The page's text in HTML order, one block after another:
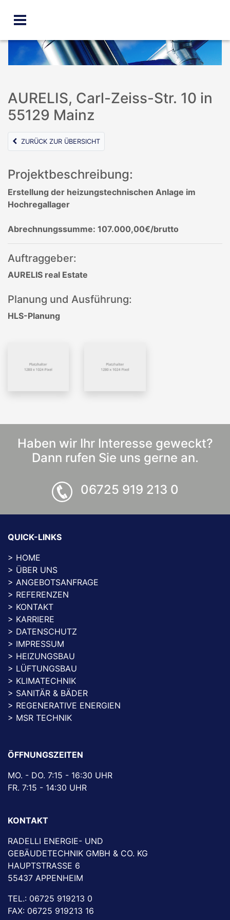
AURELIS, Carl-Zeiss-Str. 10 in
55129 Mainz
ZURÜCK ZUR ÜBERSICHT
Projektbeschreibung:
Erstellung der heizungstechnischen Anlage im
Hochregallager
Abrechnungssumme: 107.000,00€/brutto
Auftraggeber:
AURELIS real Estate
Planung und Ausführung:
HLS-Planung
Haben wir Ihr Interesse geweckt?
Dann rufen Sie uns gerne an.
06725 919 213 0
QUICK-LINKS
HOME
ÜBER UNS
ANGEBOTSANFRAGE
REFERENZEN
KONTAKT
KARRIERE
DATENSCHUTZ
IMPRESSUM
HEIZUNGSBAU
LÜFTUNGSBAU
KLIMATECHNIK
SANITÄR & BÄDER
REGENERATIVE ENERGIEN
MSR TECHNIK
ÖFFNUNGSZEITEN
MO. - DO. 7:15 - 16:30 UHR
FR. 7:15 - 14:30 UHR
KONTAKT
RADELLI ENERGIE- UND
GEBÄUDETECHNIK GMBH & CO. KG
HAUPTSTRASSE 6
55437 APPENHEIM
TEL.: 06725 919213 0
FAX: 06725 919213 16